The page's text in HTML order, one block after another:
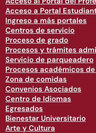
Acceso a Portal
Ingreso a más portales
Centros de servicio
Proceso de grado
Procesos y trámites
Servicio de parqueadero
Procesos académicos
Zona de comidas
Convenios Asociados
Centro de Idiomas
Egresados
Bienestar Universitario
Arte y Cultura